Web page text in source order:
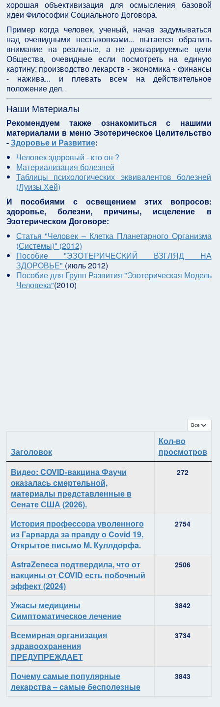
хорошая объективизация для осмысления базовой
идеи Философии Социального Договора.
Пример когда человек, ученый, начав задумываться
над очевидными нестыковками... пытается обратить
внимание на реальные, а не декларируемые цели
Общества, очевидные если посмотреть на единую
картину: производство лекарств - экономика - финансы
- нажива... и плевать всем на действительное
положение дел.
Наши Материалы
Рекомендуем также ознакомиться с нашими
материалами в меню Эзотерическое Целительство
-Здоровье и Развитие:
Человек здоровый - кто он ?
Материализация болезней
Таблицы психологических эквивалентов болезней
(Луизы Хей)
И пособиями с освещением этих вопросов:
здоровье, болезни, причины, исцеление в
Эзотерическом Договоре:
Статья "Человек – Клетка Планетарного Организма
(Системы)" (2012)
Пособие "ЭЗОТЕРИЧЕСКИЙ ВЗГЛЯД НА
ЗДОРОВЬЕ" (июль 2012)
Пособие для Групп Развития "Эзотерическая Модель
Человека"(2010)
Кол-во
Заголовок
Кол-во
просмотров
Видео: COVID-вакцина Фаучи
оказалась смертельной,
материалы представленные в
Сенате США (2026).
272
История профессора уволенного
из Гарварда за правду о Covid 19.
Открытое письмо М. Куллдорфa.
2754
AstraZeneca подтвердила, что от
вакцины от СOVID есть побочный
эффект (2024)
2506
Ужасы медицины
Симптоматическое лечение
3842
Всемирная организация
здравоохранения
ПРЕДУПРЕЖДАЕТ
3734
Почему самые популярные
лекарства – самые бесполезные
3843